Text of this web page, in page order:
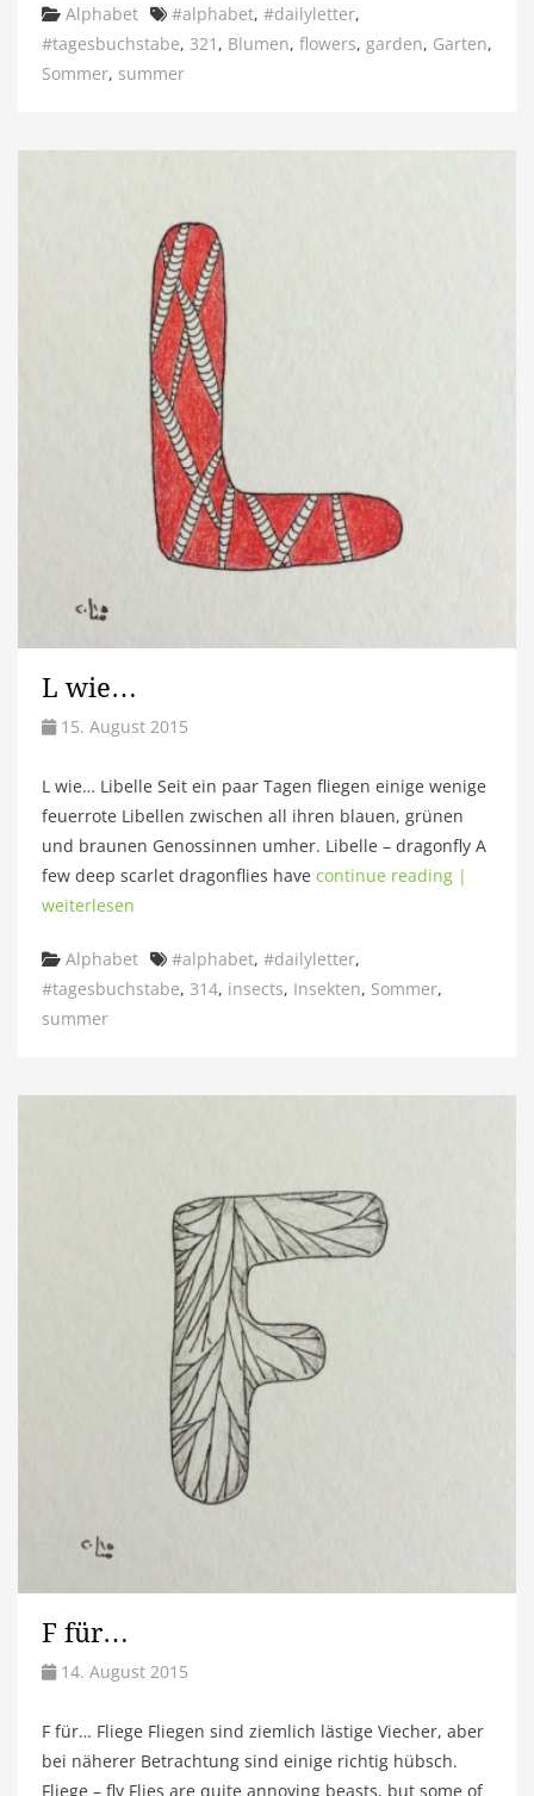
Categories
Alphabet Tags
#alphabet, #dailyletter,
#tagesbuchstabe, 321 , Blumen, flowers, garden, Garten,
Sommer, summer
L wie…
15. August 2015
L wie… Libelle Seit ein paar Tagen fliegen einige wenige
feuerrote Libellen zwischen all ihren blauen, grünen
und braunen Genossinnen umher. Libelle – dragonfly A
few deep scarlet dragonflies have continue reading |
weiterlesen
Categories
Alphabet Tags
#alphabet, #dailyletter,
#tagesbuchstabe, 314, insects, Insekten, Sommer,
summer
F für…
14. August 2015
F für… Fliege Fliegen sind ziemlich lästige Viecher, aber
bei näherer Betrachtung sind einige richtig hübsch.
Fliege – fly Flies are quite annoying beasts, but some of